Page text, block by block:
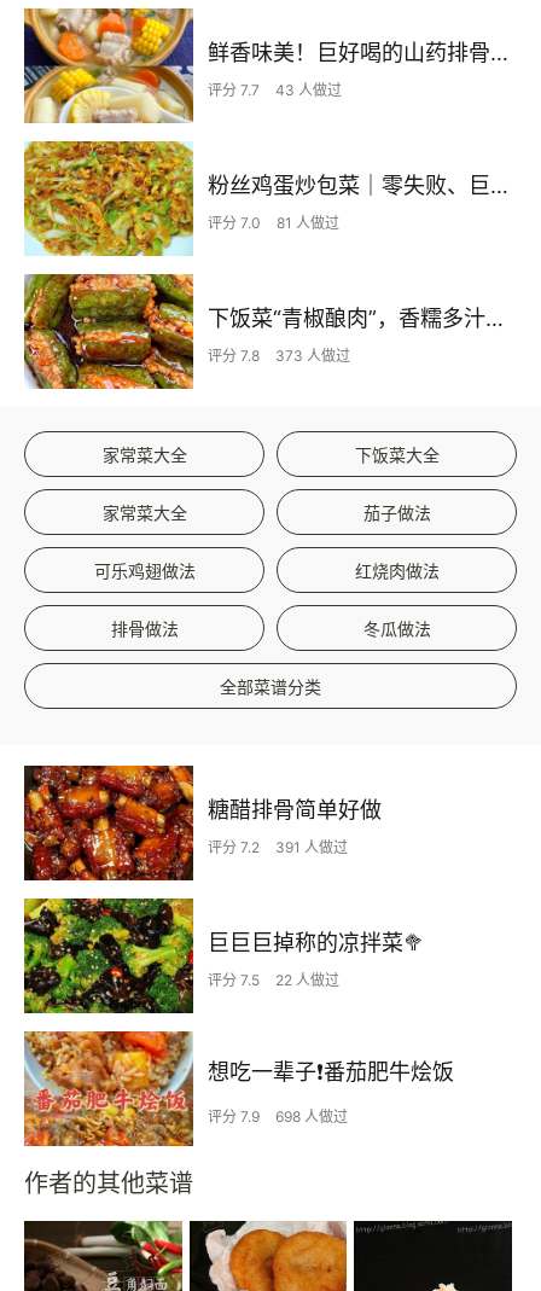
鲜香味美！巨好喝的山药排骨汤！！
评分 7.7 43 人做过
粉丝鸡蛋炒包菜｜零失败、巨下饭
评分 7.0 81 人做过
下饭菜“青椒酿肉”，香糯多汁鲜嫩下饭
评分 7.8 373 人做过
家常菜大全 下饭菜大全
家常菜大全 茄子做法
可乐鸡翅做法 红烧肉做法
排骨做法 冬瓜做法
全部菜谱分类
糖醋排骨简单好做
评分 7.2 391 人做过
巨巨巨掉称的凉拌菜🥦
评分 7.5 22 人做过
想吃一辈子❗️番茄肥牛烩饭
评分 7.9 698 人做过
作者的其他菜谱